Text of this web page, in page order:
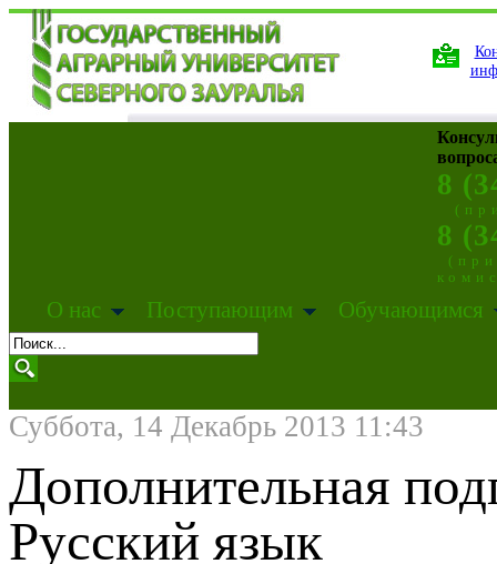
8
8
О нас Поступающим Обучающимся
Суббота, 14 Декабрь 2013 11:43
Дополнительная
Русский язык